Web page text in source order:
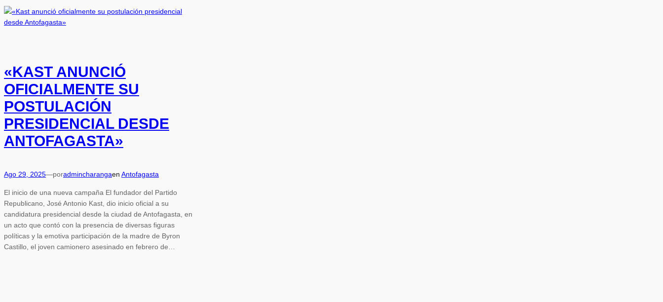
«KAST ANUNCIÓ
OFICIALMENTE SU
POSTULACIÓN
PRESIDENCIAL DESDE
ANTOFAGASTA»
Ago 29, 2025—poradmincharangaen Antofagasta
El inicio de una nueva campaña El fundador del Partido
Republicano, José Antonio Kast, dio inicio oficial a su
candidatura presidencial desde la ciudad de Antofagasta, en
un acto que contó con la presencia de diversas figuras
políticas y la emotiva participación de la madre de Byron
Castillo, el joven camionero asesinado en febrero de…